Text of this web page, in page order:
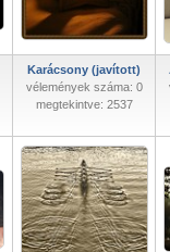
Karácsony (javított)
vélemények száma: 0
megtekintve: 2537